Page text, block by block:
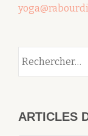
ARTICLES